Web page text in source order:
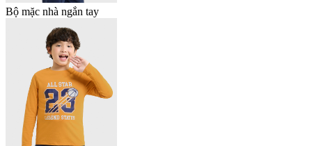
Bộ mặc nhà ngắn tay